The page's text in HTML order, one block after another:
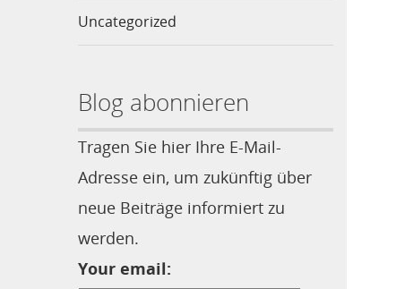
Uncategorized
Blog abonnieren
Tragen Sie hier Ihre E-Mail-
Adresse ein, um zukünftig über
neue Beiträge informiert zu
werden.
Your email: